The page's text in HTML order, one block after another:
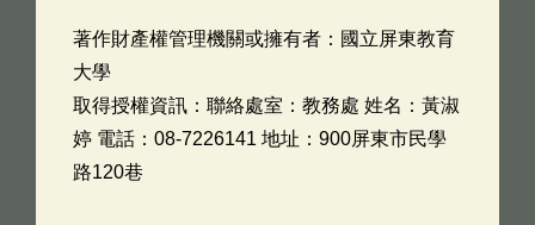
著作財產權管理機關或擁有者：國立屏東教育
大學
取得授權資訊：聯絡處室：教務處 姓名：黃淑
婷 電話：08-7226141 地址：900屏東市民學
路120巷